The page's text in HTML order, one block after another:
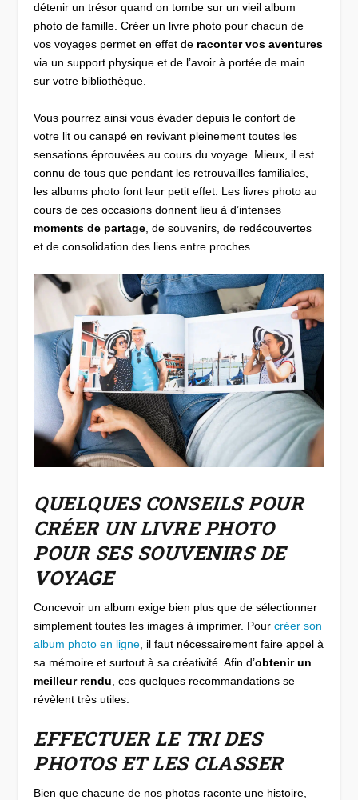
détenir un trésor quand on tombe sur un vieil album
photo de famille. Créer un livre photo pour chacun de
vos voyages permet en effet de raconter vos aventures
via un support physique et de l’avoir à portée de main
sur votre bibliothèque.
Vous pourrez ainsi vous évader depuis le confort de
votre lit ou canapé en revivant pleinement toutes les
sensations éprouvées au cours du voyage. Mieux, il est
connu de tous que pendant les retrouvailles familiales,
les albums photo font leur petit effet. Les livres photo au
cours de ces occasions donnent lieu à d’intenses
moments de partage , de souvenirs, de redécouvertes
et de consolidation des liens entre proches.
QUELQUES CONSEILS POUR
CRÉER UN LIVRE PHOTO
POUR SES SOUVENIRS DE
VOYAGE
Concevoir un album exige bien plus que de sélectionner
simplement toutes les images à imprimer. Pourcréer son
album photo en ligne , il faut nécessairement faire appel à
sa mémoire et surtout à sa créativité. Afin d’obtenir un
meilleur rendu , ces quelques recommandations se
révèlent très utiles.
EFFECTUER LE TRI DES
PHOTOS ET LES CLASSER
Bien que chacune de nos photos raconte une histoire,